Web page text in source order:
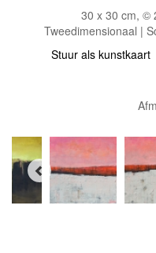
30 x 30 cm, ©
Tweedimensionaal |
Stuur als kunstkaart